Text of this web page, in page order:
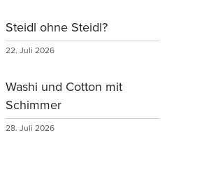
Steidl ohne Steidl?
22. Juli 2026
Washi und Cotton mit
Schimmer
28. Juli 2026